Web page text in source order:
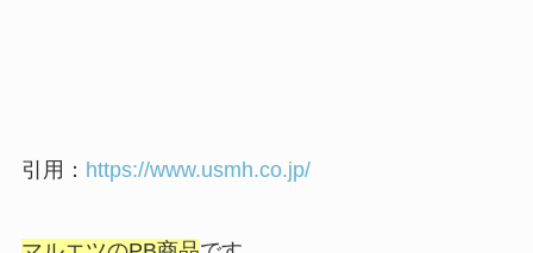
引用： https://www.usmh.co.jp/